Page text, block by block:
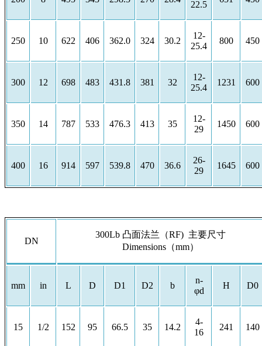
22.5
250 10 622 406 362.0 324 30.2
12-
25.4
800 450
300 12 698 483 431.8 381 32
12-
25.4
1231 600
350 14 787 533 476.3 413 35
12-
29
1450 600
400 16 914 597 539.8 470 36.6
26-
29
1645 600
DN
300Lb 凸面法兰（RF) 主要尺寸
Dimensions（mm）
mm in L D D1 D2 b
n-
φd
H D0
15 1/2 152 95 66.5 35 14.2
4-
16
241 140